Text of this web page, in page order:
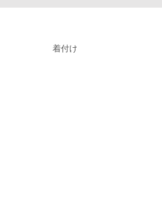
着付け